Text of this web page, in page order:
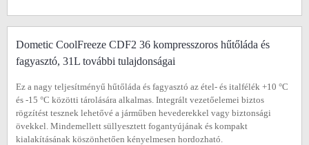
Dometic CoolFreeze CDF2 36 kompresszoros hűtőláda és
fagyasztó, 31L további tulajdonságai
Ez a nagy teljesítményű hűtőláda és fagyasztó az étel- és italfélék +10 °C
és -15 °C közötti tárolására alkalmas. Integrált vezetőelemei biztos
rögzítést tesznek lehetővé a járműben hevederekkel vagy biztonsági
övekkel. Mindemellett süllyesztett fogantyújának és kompakt
kialakításának köszönhetően kényelmesen hordozható.